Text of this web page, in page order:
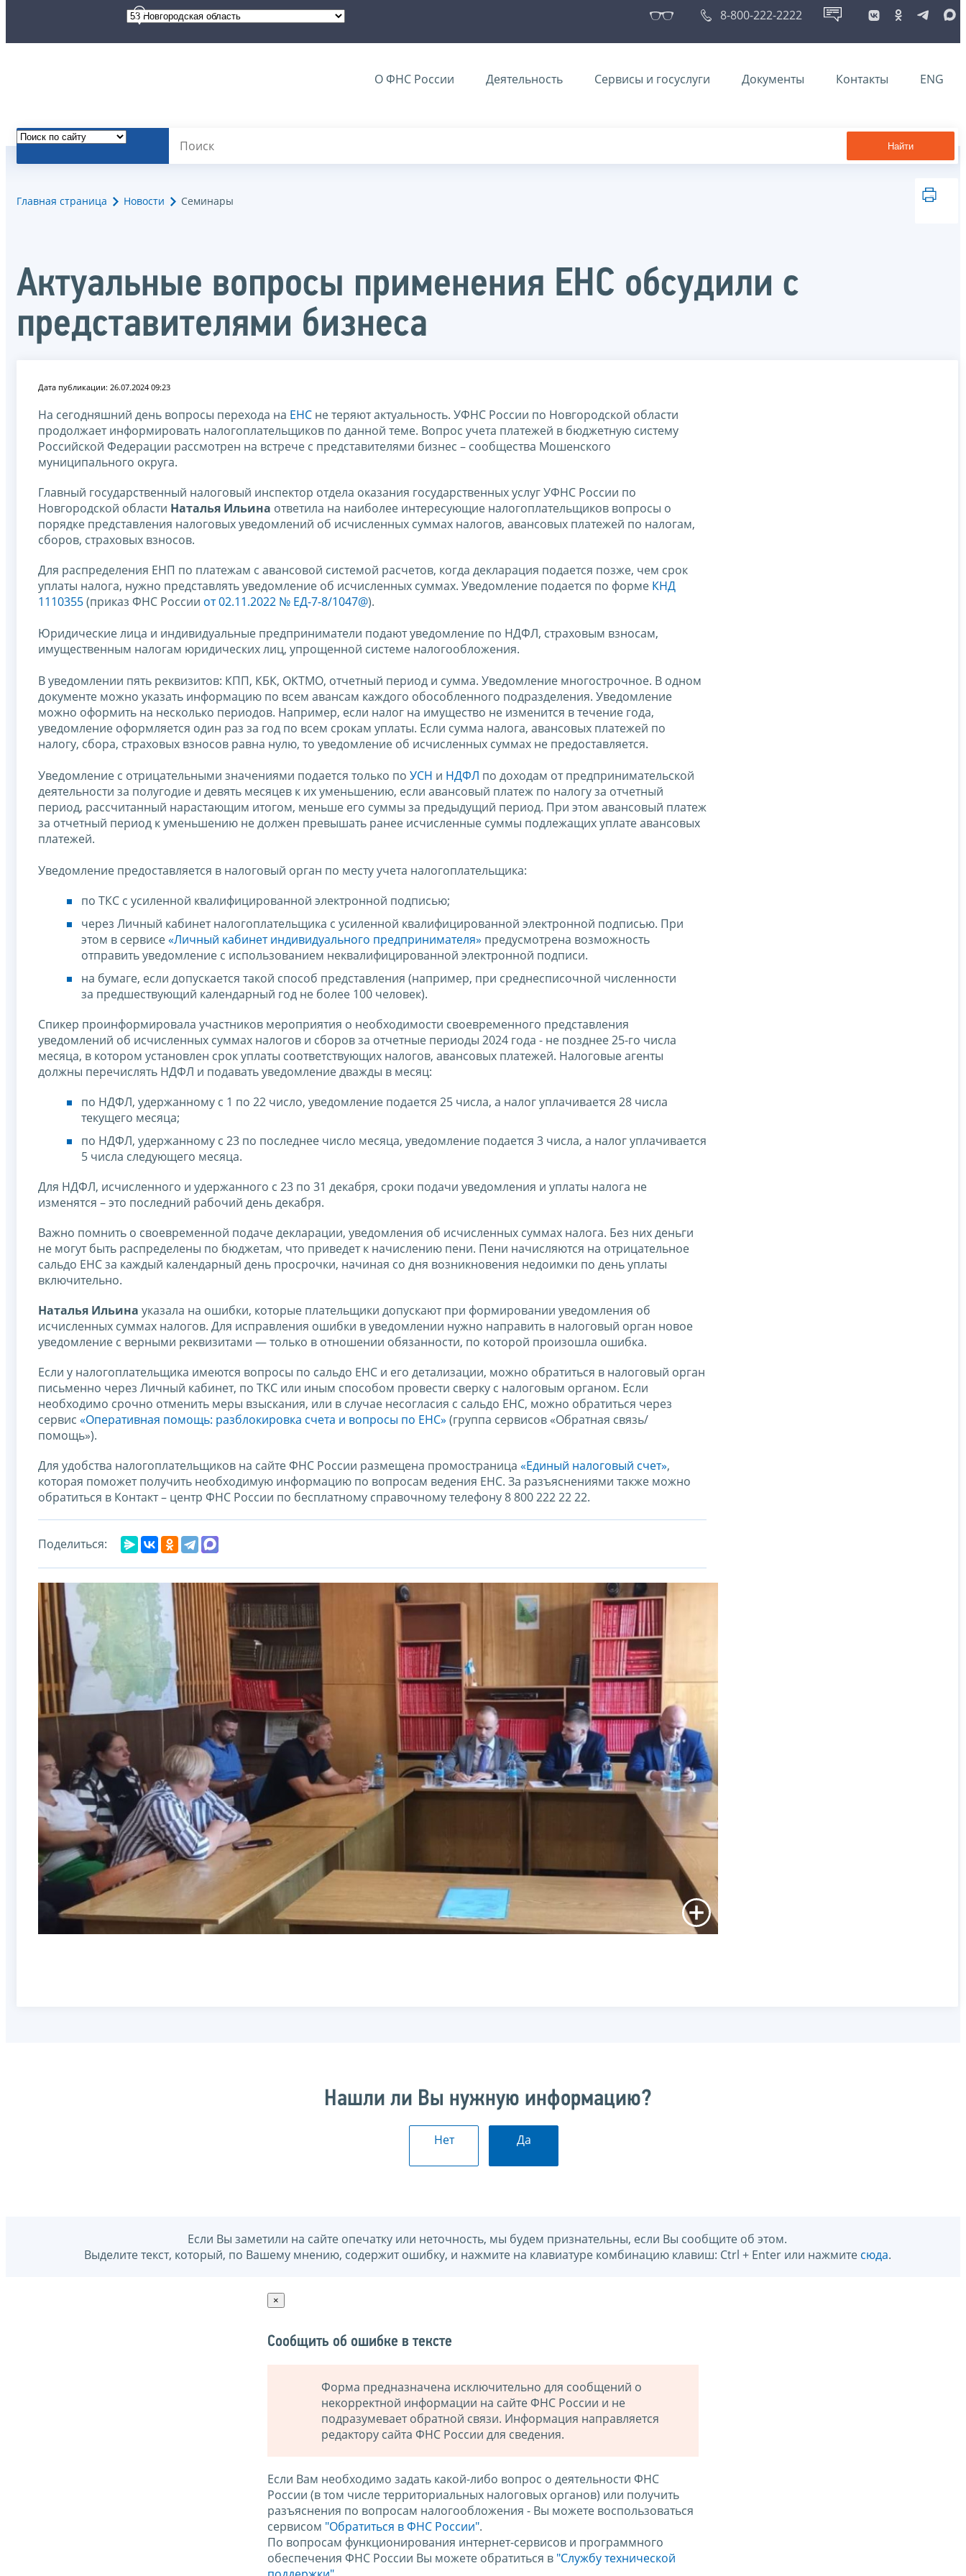
8-800-222-2222
О ФНС России Деятельность Сервисы и госуслуги Документы Контакты ENG
Найти
Главная страница Новости Семинары
Актуальные вопросы применения ЕНС обсудили с
представителями бизнеса
Дата публикации: 26.07.2024 09:23
На сегодняшний день вопросы перехода на ЕНС не теряют актуальность. УФНС России по Новгородской области
продолжает информировать налогоплательщиков по данной теме. Вопрос учета платежей в бюджетную систему
Российской Федерации рассмотрен на встрече с представителями бизнес – сообщества Мошенского
муниципального округа.
Главный государственный налоговый инспектор отдела оказания государственных услуг УФНС России по
Новгородской области Наталья Ильина ответила на наиболее интересующие налогоплательщиков вопросы о
порядке представления налоговых уведомлений об исчисленных суммах налогов, авансовых платежей по налогам,
сборов, страховых взносов.
Для распределения ЕНП по платежам с авансовой системой расчетов, когда декларация подается позже, чем срок
уплаты налога, нужно представлять уведомление об исчисленных суммах. Уведомление подается по форме КНД
1110355(приказ ФНС России от 02.11.2022 № ЕД-7-8/1047@).
Юридические лица и индивидуальные предприниматели подают уведомление по НДФЛ, страховым взносам,
имущественным налогам юридических лиц, упрощенной системе налогообложения.
В уведомлении пять реквизитов: КПП, КБК, ОКТМО, отчетный период и сумма. Уведомление многострочное. В одном
документе можно указать информацию по всем авансам каждого обособленного подразделения. Уведомление
можно оформить на несколько периодов. Например, если налог на имущество не изменится в течение года,
уведомление оформляется один раз за год по всем срокам уплаты. Если сумма налога, авансовых платежей по
налогу, сбора, страховых взносов равна нулю, то уведомление об исчисленных суммах не предоставляется.
Уведомление с отрицательными значениями подается только по УСН и НДФЛ по доходам от предпринимательской
деятельности за полугодие и девять месяцев к их уменьшению, если авансовый платеж по налогу за отчетный
период, рассчитанный нарастающим итогом, меньше его суммы за предыдущий период. При этом авансовый платеж
за отчетный период к уменьшению не должен превышать ранее исчисленные суммы подлежащих уплате авансовых
платежей.
Уведомление предоставляется в налоговый орган по месту учета налогоплательщика:
по ТКС с усиленной квалифицированной электронной подписью;
через Личный кабинет налогоплательщика с усиленной квалифицированной электронной подписью. При
этом в сервисе«Личный кабинет индивидуального предпринимателя» предусмотрена возможность
отправить уведомление с использованием неквалифицированной электронной подписи.
на бумаге, если допускается такой способ представления (например, при среднесписочной численности
за предшествующий календарный год не более 100 человек).
Спикер проинформировала участников мероприятия о необходимости своевременного представления
уведомлений об исчисленных суммах налогов и сборов за отчетные периоды 2024 года - не позднее 25-го числа
месяца, в котором установлен срок уплаты соответствующих налогов, авансовых платежей. Налоговые агенты
должны перечислять НДФЛ и подавать уведомление дважды в месяц:
по НДФЛ, удержанному с 1 по 22 число, уведомление подается 25 числа, а налог уплачивается 28 числа
текущего месяца;
по НДФЛ, удержанному с 23 по последнее число месяца, уведомление подается 3 числа, а налог уплачивается
5 числа следующего месяца.
Для НДФЛ, исчисленного и удержанного с 23 по 31 декабря, сроки подачи уведомления и уплаты налога не
изменятся – это последний рабочий день декабря.
Важно помнить о своевременной подаче декларации, уведомления об исчисленных суммах налога. Без них деньги
не могут быть распределены по бюджетам, что приведет к начислению пени. Пени начисляются на отрицательное
сальдо ЕНС за каждый календарный день просрочки, начиная со дня возникновения недоимки по день уплаты
включительно.
Наталья Ильина указала на ошибки, которые плательщики допускают при формировании уведомления об
исчисленных суммах налогов. Для исправления ошибки в уведомлении нужно направить в налоговый орган новое
уведомление с верными реквизитами — только в отношении обязанности, по которой произошла ошибка.
Если у налогоплательщика имеются вопросы по сальдо ЕНС и его детализации, можно обратиться в налоговый орган
письменно через Личный кабинет, по ТКС или иным способом провести сверку с налоговым органом. Если
необходимо срочно отменить меры взыскания, или в случае несогласия с сальдо ЕНС, можно обратиться через
сервис «Оперативная помощь: разблокировка счета и вопросы по ЕНС» (группа сервисов «Обратная связь/
помощь»).
Для удобства налогоплательщиков на сайте ФНС России размещена промостраница «Единый налоговый счет»,
которая поможет получить необходимую информацию по вопросам ведения ЕНС. За разъяснениями также можно
обратиться в Контакт – центр ФНС России по бесплатному справочному телефону 8 800 222 22 22.
Поделиться:
Нашли ли Вы нужную информацию?
Нет Да
Если Вы заметили на сайте опечатку или неточность, мы будем признательны, если Вы сообщите об этом.
Выделите текст, который, по Вашему мнению, содержит ошибку, и нажмите на клавиатуре комбинацию клавиш: Ctrl + Enter или нажмите сюда.
×
Сообщить об ошибке в тексте
Форма предназначена исключительно для сообщений о
некорректной информации на сайте ФНС России и не
подразумевает обратной связи. Информация направляется
редактору сайта ФНС России для сведения.
Если Вам необходимо задать какой-либо вопрос о деятельности ФНС
России (в том числе территориальных налоговых органов) или получить
разъяснения по вопросам налогообложения - Вы можете воспользоваться
сервисом "Обратиться в ФНС России".
По вопросам функционирования интернет-сервисов и программного
обеспечения ФНС России Вы можете обратиться в "Службу технической